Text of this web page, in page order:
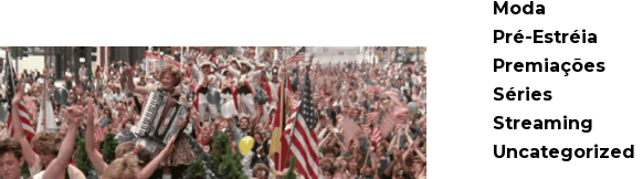
Moda
Pré-Estréia
Premiações
Séries
Streaming
Uncategorized